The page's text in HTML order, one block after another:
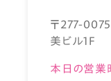
〒277-
美ビル1F
本日の営業